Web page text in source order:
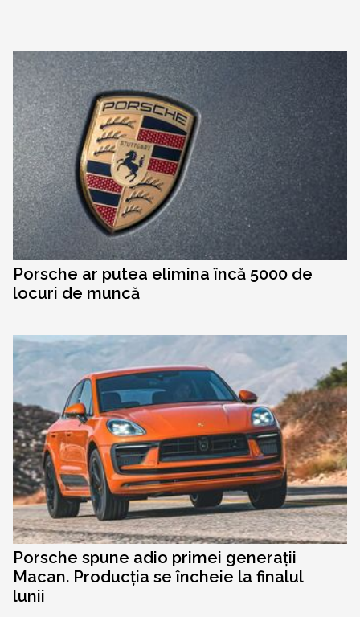
Porsche ar putea elimina încă 5000 de
locuri de muncă
Porsche spune adio primei generații
Macan. Producția se încheie la finalul
lunii